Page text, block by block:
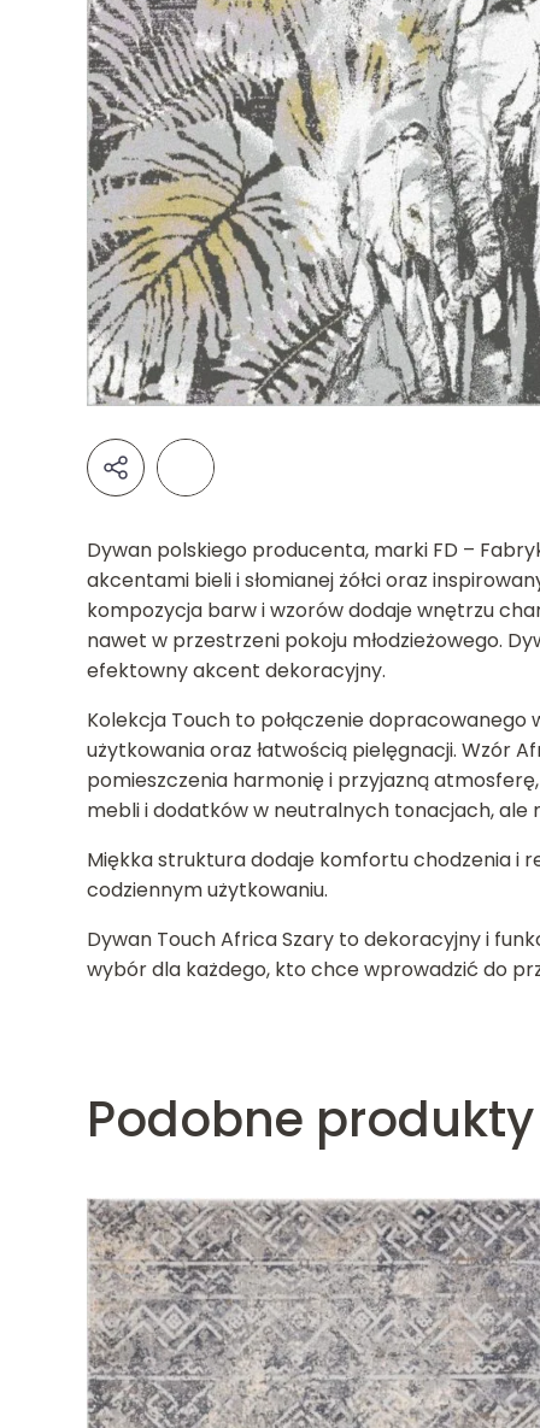
Dywan polskiego producenta, marki FD –
akcentami bieli i słomianej żółci oraz
kompozycja barw i wzorów dodaje wnętrzu
nawet w przestrzeni pokoju młodzieżowego.
efektowny akcent dekoracyjny.
Kolekcja Touch to połączenie
użytkowania oraz łatwością pielęgnacji. Wzór
pomieszczenia harmonię i przyjazną
mebli i dodatków w neutralnych tonacjach,
Miękka struktura dodaje komfortu chodzenia i
codziennym użytkowaniu.
Dywan Touch Africa Szary to dekoracyjny i
wybór dla każdego, kto chce wprowadzić do
Podobne produkty